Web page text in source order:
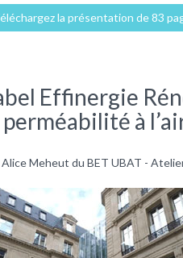
la présentation de 83
Effinergie
perméabilité à
Alice Meheut du BET UBAT -